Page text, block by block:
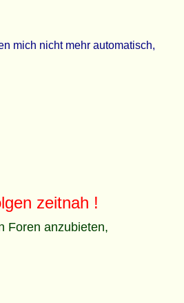
mich nicht mehr automatisch,
zeitnah !
Foren anzubieten,